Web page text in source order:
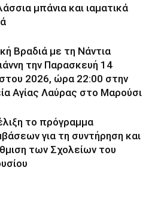
μπάνια και ιαματικά
Βραδιά με τη Νάντια
την Παρασκευή 14
2026, ώρα 22:00 στην
Αγίας Λαύρας στο Μαρούσι
το πρόγραμμα
για τη συντήρηση και
των Σχολείων του